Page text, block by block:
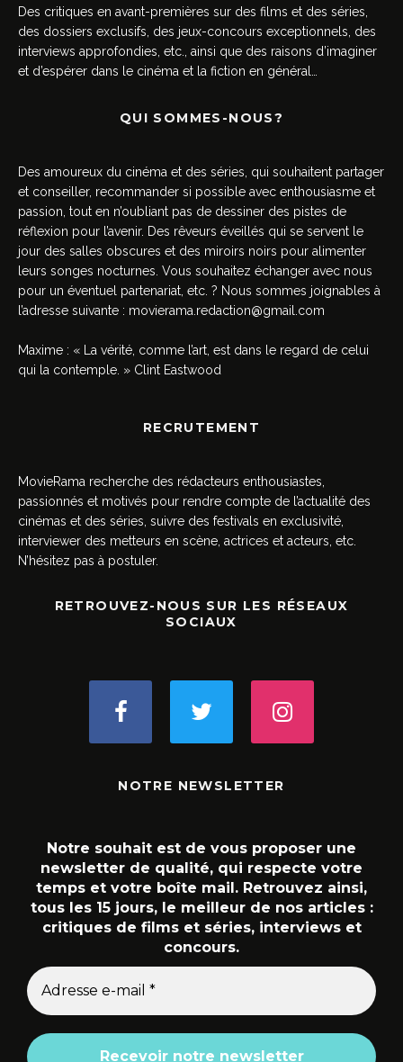
Des critiques en avant-premières sur des films et des séries,
des dossiers exclusifs, des jeux-concours exceptionnels, des
interviews approfondies, etc., ainsi que des raisons d’imaginer
et d’espérer dans le cinéma et la fiction en général…
QUI SOMMES-NOUS?
Des amoureux du cinéma et des séries, qui souhaitent partager
et conseiller, recommander si possible avec enthousiasme et
passion, tout en n’oubliant pas de dessiner des pistes de
réflexion pour l’avenir. Des rêveurs éveillés qui se servent le
jour des salles obscures et des miroirs noirs pour alimenter
leurs songes nocturnes. Vous souhaitez échanger avec nous
pour un éventuel partenariat, etc. ? Nous sommes joignables à
l’adresse suivante : movierama.redaction@gmail.com
Maxime : « La vérité, comme l’art, est dans le regard de celui
qui la contemple. » Clint Eastwood
RECRUTEMENT
MovieRama recherche des rédacteurs enthousiastes,
passionnés et motivés pour rendre compte de l’actualité des
cinémas et des séries, suivre des festivals en exclusivité,
interviewer des metteurs en scène, actrices et acteurs, etc.
N’hésitez pas à postuler.
RETROUVEZ-NOUS SUR LES RÉSEAUX
SOCIAUX
NOTRE NEWSLETTER
Notre souhait est de vous proposer une
newsletter de qualité, qui respecte votre
temps et votre boîte mail. Retrouvez ainsi,
tous les 15 jours, le meilleur de nos articles :
critiques de films et séries, interviews et
concours.